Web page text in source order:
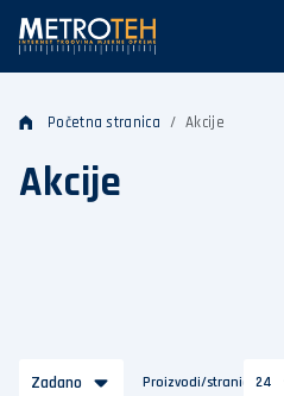
Početna stranica Akcije
Akcije
Zadano Proizvodi/stranica24